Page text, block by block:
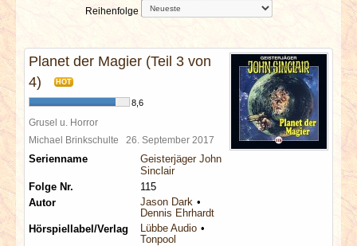
SPECIALS
REDAKTION
LINKS
ARCHIV
Reihenfolge
Planet der Magier (Teil 3 von
4)
HOT
8,6
Grusel u. Horror
Michael Brinkschulte 26. September 2017
Serienname
Geisterjäger John
Sinclair
Folge Nr.
115
Autor
Jason Dark
Dennis Ehrhardt
Hörspiellabel/Verlag
Lübbe Audio
Tonpool